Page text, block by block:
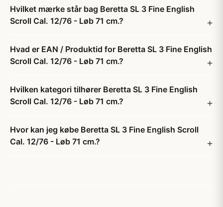
Hvilket mærke står bag Beretta SL 3 Fine English
Scroll Cal. 12/76 - Løb 71 cm.?
Hvad er EAN / Produktid for Beretta SL 3 Fine English
Scroll Cal. 12/76 - Løb 71 cm.?
Hvilken kategori tilhører Beretta SL 3 Fine English
Scroll Cal. 12/76 - Løb 71 cm.?
Hvor kan jeg købe Beretta SL 3 Fine English Scroll
Cal. 12/76 - Løb 71 cm.?